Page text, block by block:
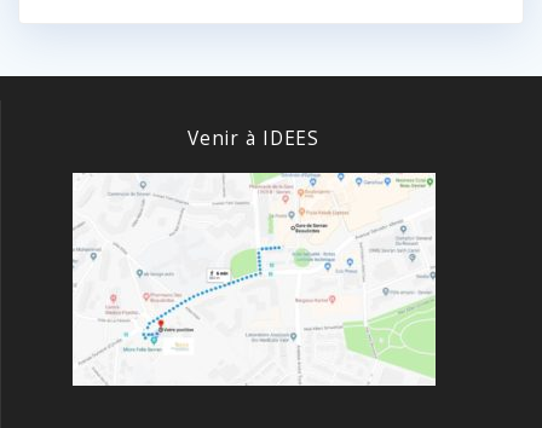
Venir à IDEES